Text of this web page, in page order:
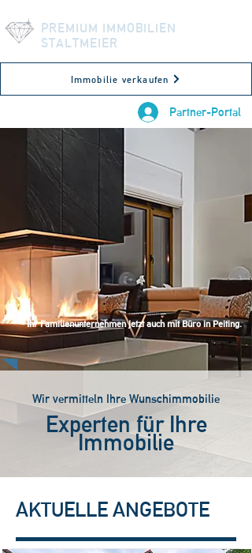
PREMIUM IMMOBILIEN
STALTMEIER
Immobilie verkaufen
Partner-Portal
Ihr Familienunternehmen jetzt auch mit Büro in Peiting.
Wir vermitteln Ihre Wunschimmobilie
Experten für Ihre
Immobilie
AKTUELLE ANGEBOTE